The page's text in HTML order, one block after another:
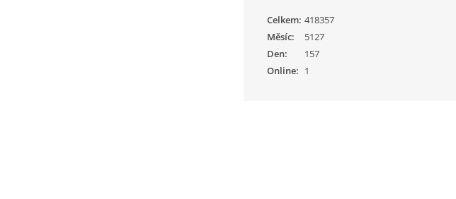
Online: 1
Celkem: 418357
Měsíc:
5127
Den:
157